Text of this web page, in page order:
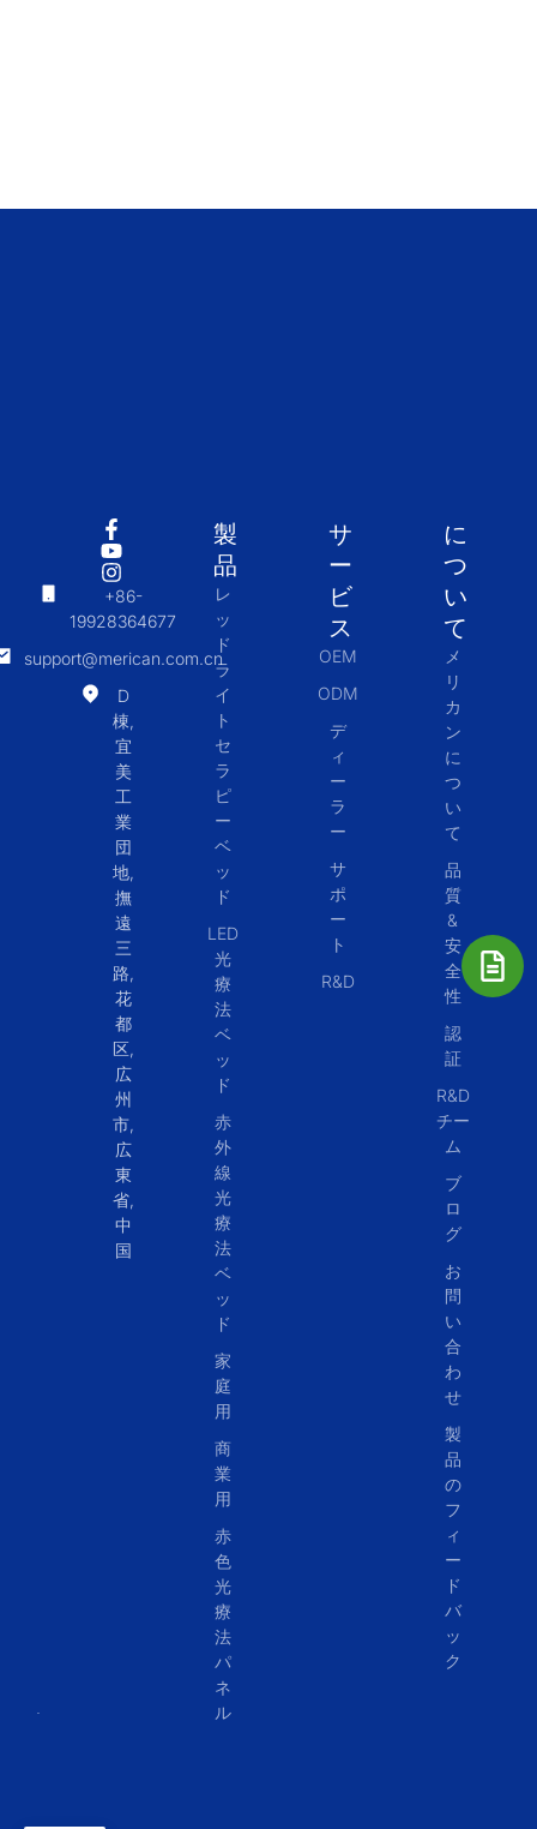
+86-
19928364677
support@merican.com.cn
D
棟,
宜
美
工
業
団
地,
撫
遠
三
路,
花
都
区,
広
州
市,
広
東
省,
中
国
製
品
レ
ッ
ド
ラ
イ
ト
セ
ラ
ピ
ー
ベ
ッ
ド
LED
光
療
法
ベ
ッ
ド
赤
外
線
光
療
法
ベ
ッ
ド
家
庭
用
商
業
用
赤
色
光
療
法
パ
ネ
ル
サ
ー
ビ
ス
OEM
ODM
デ
ィ
ー
ラ
ー
サ
ポ
ー
ト
R&D
に
つ
い
て
メ
リ
カ
ン
に
つ
い
て
品
質
&
安
全
性
認
証
R&D
チー
ム
ブ
ロ
グ
お
問
い
合
わ
せ
製
品
の
フ
ィ
ー
ド
バ
ッ
ク